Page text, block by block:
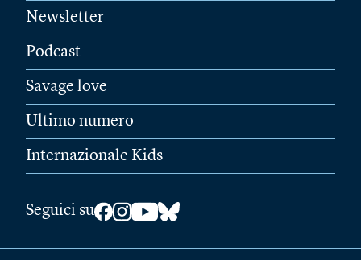
Newsletter
Podcast
Savage love
Ultimo numero
Internazionale Kids
Seguici su